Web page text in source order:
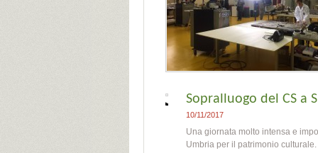
Sopralluogo del CS a
10/11/2017
Una giornata molto intensa e
Umbria per il patrimonio